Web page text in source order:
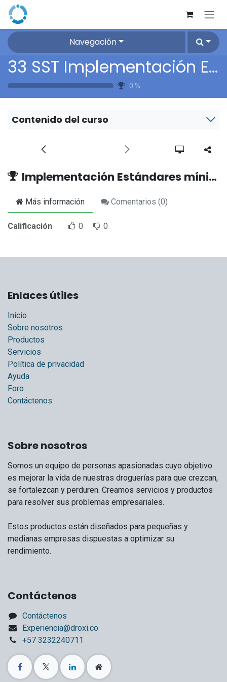
Ir al contenido
Navegación
33 SST Implementación Estándares mínimos SST
0 %
Contenido del curso
Implementación Estándares mínimos SST
Más información Comentarios (0)
Calificación 0 0
Enlaces útiles
Inicio
Sobre nosotros
Productos
Servicios
Política de privacidad
Ayuda
Foro
Contáctenos
Sobre nosotros
Somos un equipo de personas apasionadas cuyo objetivo
es mejorar la vida de nuestras droguerías para que crezcan,
se fortalezcan y perduren. Creamos servicios y productos
para resolver sus problemas empresariales.
Estos productos están diseñados para pequeñas y
medianas empresas dispuestas a optimizar su
rendimiento.
Contáctenos
Contáctenos
Experiencia@droxi.co
+57 3232240711